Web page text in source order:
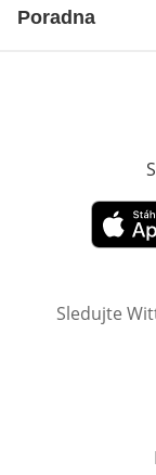
Poradna
Otevře
Sledujte